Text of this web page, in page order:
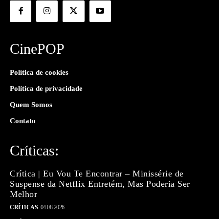
CinePOP
Política de cookies
Política de privacidade
Quem Somos
Contato
Críticas:
Crítica | Eu Vou Te Encontrar – Minissérie de
Suspense da Netflix Entretém, Mas Poderia Ser
Melhor
CRÍTICAS 04.08.2026